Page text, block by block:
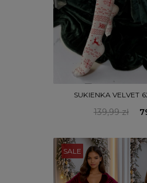
SUKIENKA VELVET
139,99 zł
SALE